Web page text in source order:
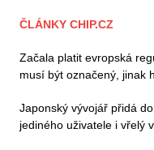
ČLÁNKY CHIP.CZ
Začala platit evropská
musí být označený, jinak
Japonský vývojář přidá
jediného uživatele i vřelý